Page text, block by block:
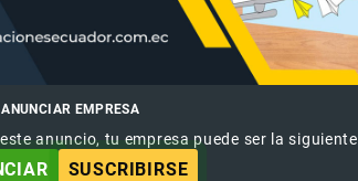
ANUNCIAR EMPRESA
anuncio, tu empresa puede ser la siguiente
SUSCRIBIRSE